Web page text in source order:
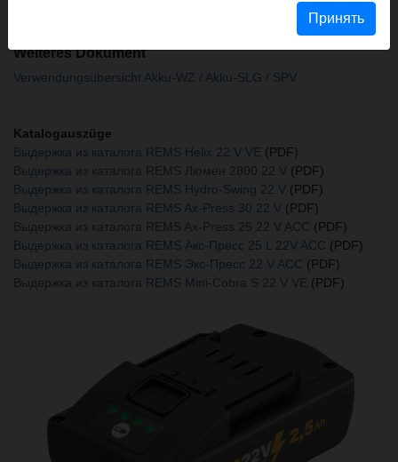
Weiteres Dokument
Verwendungsübersicht Akku-WZ / Akku-SLG / SPV
Katalogauszüge
Выдержка из каталога REMS Helix 22 V VE (PDF)
Выдержка из каталога REMS Люмен 2800 22 V (PDF)
Выдержка из каталога REMS Hydro-Swing 22 V (PDF)
Выдержка из каталога REMS Ax-Press 30 22 V (PDF)
Выдержка из каталога REMS Ax-Press 25 22 V ACC (PDF)
Выдержка из каталога REMS Акс-Пресс 25 L 22V ACC (PDF)
Выдержка из каталога REMS Экс-Пресс 22 V ACC (PDF)
Выдержка из каталога REMS Mini-Cobra S 22 V VE (PDF)
Принять